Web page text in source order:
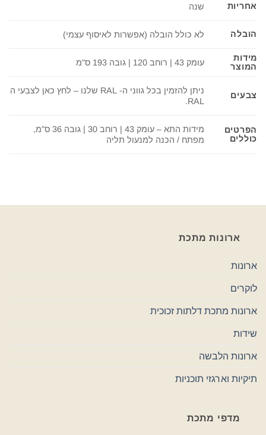
אחריות שנה
הובלה לא כולל הובלה (אפשרות לאיסוף עצמי)
מידות
המוצר
עומק 43 | רוחב 120 | גובה 193 ס"מ
צבעים
ניתן להזמין בכל גווני ה- RAL שלנו – לחץ כאן לצבעי ה
RAL.
הפרטים
כוללים
מידות התא – עומק 43 | רוחב 30 | גובה 36 ס"מ,
מפתח / הכנה למנעול תליה
ארונות מתכת
ארונות
לוקרים
ארונות מתכת דלתות זכוכית
שידות
ארונות הלבשה
תיקיות וארגזי תוכניות
מדפי מתכת